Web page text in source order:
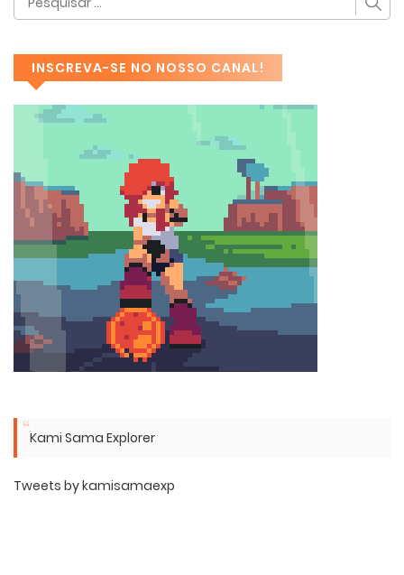
INSCREVA-SE NO NOSSO CANAL!
Kami Sama Explorer
Tweets by kamisamaexp